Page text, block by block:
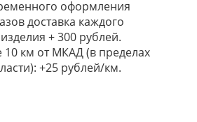
оформления
доставка каждого
+ 300 рублей.
10 км от МКАД (в пределах
+25 рублей/км.